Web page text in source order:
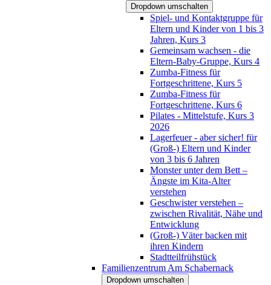
Dropdown umschalten
Spiel- und Kontaktgruppe für
Eltern und Kinder von 1 bis 3
Jahren, Kurs 3
Gemeinsam wachsen - die
Eltern-Baby-Gruppe, Kurs 4
Zumba-Fitness für
Fortgeschrittene, Kurs 5
Zumba-Fitness für
Fortgeschrittene, Kurs 6
Pilates - Mittelstufe, Kurs 3
2026
Lagerfeuer - aber sicher! für
(Groß-) Eltern und Kinder
von 3 bis 6 Jahren
Monster unter dem Bett –
Ängste im Kita-Alter
verstehen
Geschwister verstehen –
zwischen Rivalität, Nähe und
Entwicklung
(Groß-) Väter backen mit
ihren Kindern
Stadtteilfrühstück
Familienzentrum Am Schabernack
Dropdown umschalten